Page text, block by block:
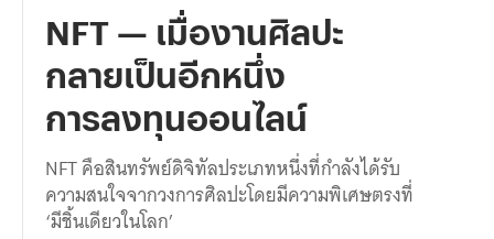
NFT — เมื่องานศิลปะ
กลายเป็นอีกหนึ่ง
การลงทุนออนไลน์
NFT คือสินทรัพย์ดิจิทัลประเภทหนึ่งที่กำลังได้รับ
ความสนใจจากวงการศิลปะโดยมีความพิเศษตรงที่
‘มีชิ้นเดียวในโลก’